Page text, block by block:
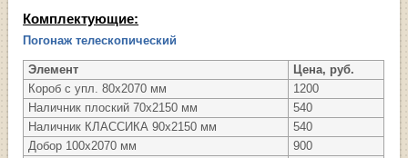
Комплектующие:
Погонаж телескопический
Элемент
Цена, руб.
Короб с упл. 80х2070 мм
1200
Наличник плоский 70х2150 мм
540
Наличник КЛАССИКА 90х2150 мм
540
Добор 100х2070 мм
900